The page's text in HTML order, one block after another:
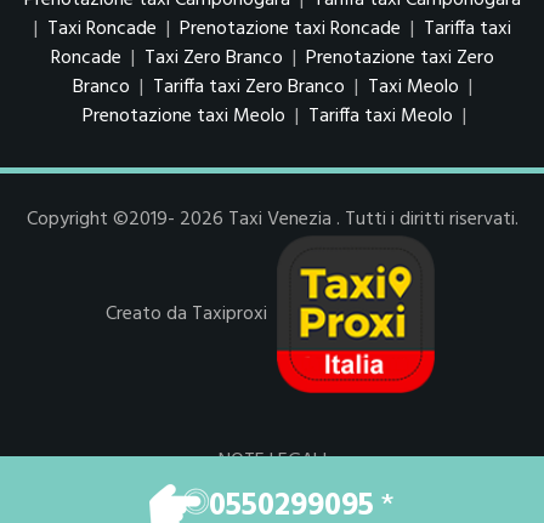
| Taxi Roncade | Prenotazione taxi Roncade | Tariffa taxi
Roncade | Taxi Zero Branco | Prenotazione taxi Zero
Branco | Tariffa taxi Zero Branco | Taxi Meolo |
Prenotazione taxi Meolo | Tariffa taxi Meolo |
Copyright ©2019- 2026 Taxi Venezia . Tutti i diritti riservati.
Creato da Taxiproxi
NOTE LEGALI
AREA PRO
0550299095*